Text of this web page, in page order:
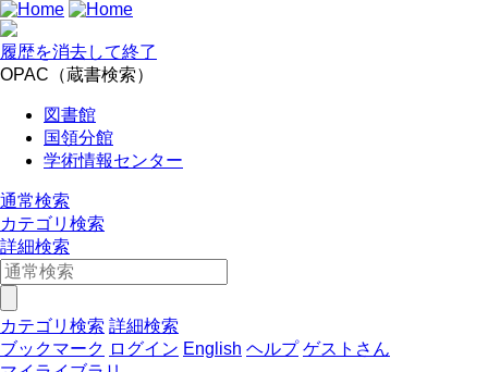
履歴を消去して終了
OPAC（蔵書検索）
図書館
国領分館
学術情報センター
通常検索
カテゴリ検索
詳細検索
カテゴリ検索 詳細検索
ブックマーク ログイン English ヘルプ ゲストさん